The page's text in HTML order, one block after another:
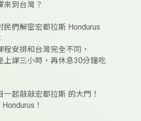
來到台灣？
民們解密宏都拉斯 Hondurus
程安排和台灣完全不同，
上課三小時，再休息30分鐘吃
一起敲敲宏都拉斯 的大門！
！